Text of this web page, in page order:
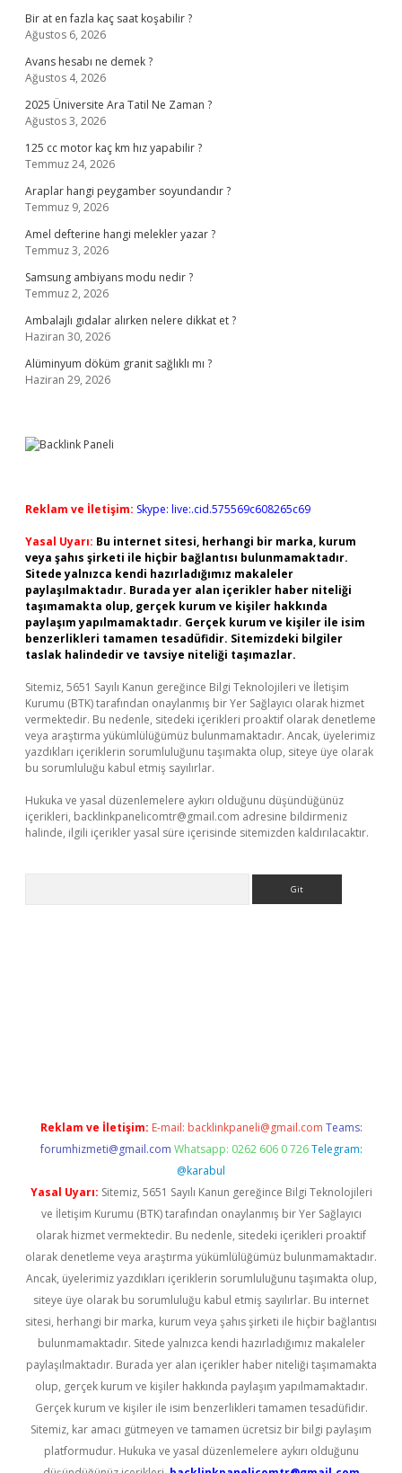
Bir at en fazla kaç saat koşabilir ?
Ağustos 6, 2026
Avans hesabı ne demek ?
Ağustos 4, 2026
2025 Üniversite Ara Tatil Ne Zaman ?
Ağustos 3, 2026
125 cc motor kaç km hız yapabilir ?
Temmuz 24, 2026
Araplar hangi peygamber soyundandır ?
Temmuz 9, 2026
Amel defterine hangi melekler yazar ?
Temmuz 3, 2026
Samsung ambiyans modu nedir ?
Temmuz 2, 2026
Ambalajlı gıdalar alırken nelere dikkat et ?
Haziran 30, 2026
Alüminyum döküm granit sağlıklı mı ?
Haziran 29, 2026
Reklam ve İletişim: Skype: live:.cid.575569c608265c69
Yasal Uyarı: Bu internet sitesi, herhangi bir marka, kurum
veya şahıs şirketi ile hiçbir bağlantısı bulunmamaktadır.
Sitede yalnızca kendi hazırladığımız makaleler
paylaşılmaktadır. Burada yer alan içerikler haber niteliği
taşımamakta olup, gerçek kurum ve kişiler hakkında
paylaşım yapılmamaktadır. Gerçek kurum ve kişiler ile isim
benzerlikleri tamamen tesadüfidir. Sitemizdeki bilgiler
taslak halindedir ve tavsiye niteliği taşımazlar.
Sitemiz, 5651 Sayılı Kanun gereğince Bilgi Teknolojileri ve İletişim
Kurumu (BTK) tarafından onaylanmış bir Yer Sağlayıcı olarak hizmet
vermektedir. Bu nedenle, sitedeki içerikleri proaktif olarak denetleme
veya araştırma yükümlülüğümüz bulunmamaktadır. Ancak, üyelerimiz
yazdıkları içeriklerin sorumluluğunu taşımakta olup, siteye üye olarak
bu sorumluluğu kabul etmiş sayılırlar.
Hukuka ve yasal düzenlemelere aykırı olduğunu düşündüğünüz
içerikleri, backlinkpanelicomtr@gmail.com adresine bildirmeniz
halinde, ilgili içerikler yasal süre içerisinde sitemizden kaldırılacaktır.
Reklam ve İletişim: E-mail: backlinkpaneli@gmail.com Teams:
forumhizmeti@gmail.com Whatsapp: 0262 606 0 726 Telegram:
@karabul
Yasal Uyarı: Sitemiz, 5651 Sayılı Kanun gereğince Bilgi Teknolojileri
ve İletişim Kurumu (BTK) tarafından onaylanmış bir Yer Sağlayıcı
olarak hizmet vermektedir. Bu nedenle, sitedeki içerikleri proaktif
olarak denetleme veya araştırma yükümlülüğümüz bulunmamaktadır.
Ancak, üyelerimiz yazdıkları içeriklerin sorumluluğunu taşımakta olup,
siteye üye olarak bu sorumluluğu kabul etmiş sayılırlar. Bu internet
sitesi, herhangi bir marka, kurum veya şahıs şirketi ile hiçbir bağlantısı
bulunmamaktadır. Sitede yalnızca kendi hazırladığımız makaleler
paylaşılmaktadır. Burada yer alan içerikler haber niteliği taşımamakta
olup, gerçek kurum ve kişiler hakkında paylaşım yapılmamaktadır.
Gerçek kurum ve kişiler ile isim benzerlikleri tamamen tesadüfidir.
Sitemiz, kar amacı gütmeyen ve tamamen ücretsiz bir bilgi paylaşım
platformudur. Hukuka ve yasal düzenlemelere aykırı olduğunu